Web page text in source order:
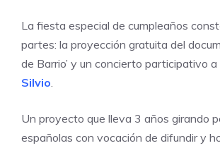
La fiesta especial de cumpleaños
partes: la proyección gratuita del
de Barrio’ y un concierto participativo
Silvio
Un proyecto que lleva 3 años girando
españolas con vocación de difundir y